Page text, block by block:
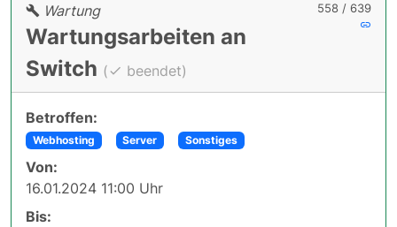
558 / 639
Wartung
Wartungsarbeiten an
Switch ( beendet)
Betroffen:
Webhosting Server Sonstiges
Von:
16.01.2024 11:00 Uhr
Bis: